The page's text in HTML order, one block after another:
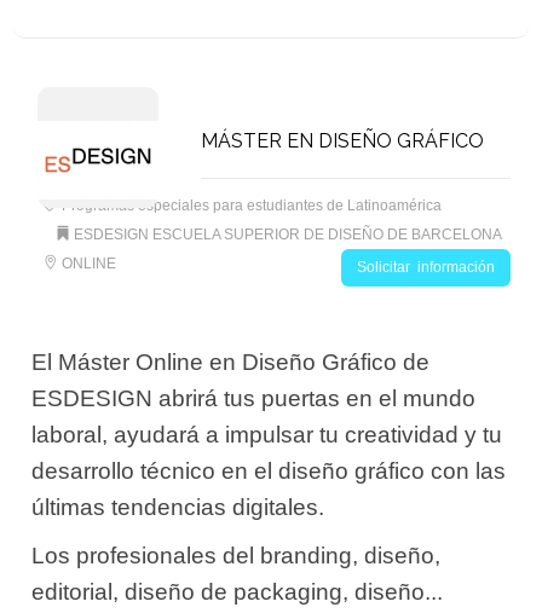
MÁSTER EN DISEÑO GRÁFICO
Programas especiales para estudiantes de Latinoamérica
ESDESIGN ESCUELA SUPERIOR DE DISEÑO DE BARCELONA
ONLINE
Solicitar información
El Máster Online en Diseño Gráfico de
ESDESIGN abrirá tus puertas en el mundo
laboral, ayudará a impulsar tu creatividad y tu
desarrollo técnico en el diseño gráfico con las
últimas tendencias digitales.
Los profesionales del branding, diseño,
editorial, diseño de packaging, diseño...